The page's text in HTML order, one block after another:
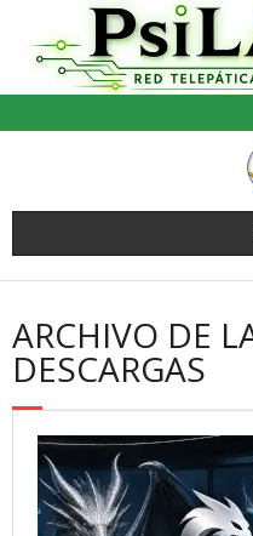
contenido
ARCHIVO DE
DESCARGAS